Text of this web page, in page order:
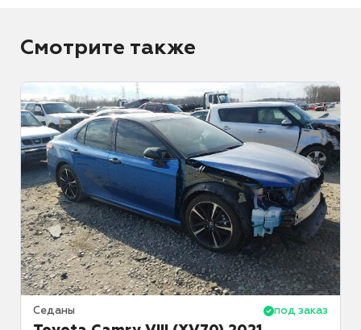
Смотрите также
Седаны под заказ